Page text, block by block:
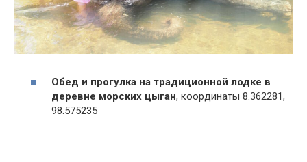
Обед и прогулка на традиционной лодке в
деревне морских цыган, координаты 8.362281,
98.575235